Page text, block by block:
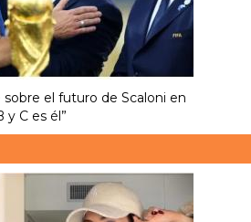
el futuro de Scaloni en
y C es él”